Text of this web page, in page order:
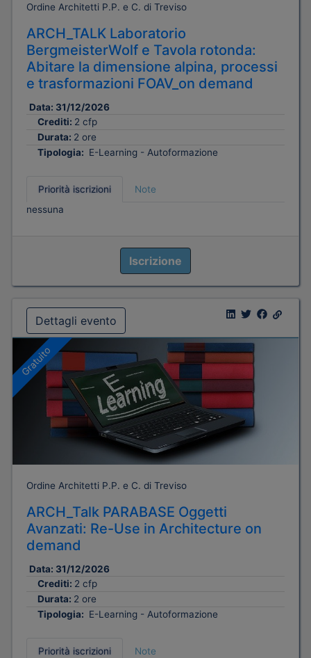
Ordine Architetti P.P. e C. di Treviso
ARCH_TALK Laboratorio
BergmeisterWolf e Tavola rotonda:
Abitare la dimensione alpina, processi
e trasformazioni FOAV_on demand
Data: 31/12/2026
Crediti: 2 cfp
Durata: 2 ore
Tipologia: E-Learning - Autoformazione
Priorità iscrizioni
Note
nessuna
Iscrizione
Dettagli evento
Gratuito
Ordine Architetti P.P. e C. di Treviso
ARCH_Talk PARABASE Oggetti
Avanzati: Re-Use in Architecture on
demand
Data: 31/12/2026
Crediti: 2 cfp
Durata: 2 ore
Tipologia: E-Learning - Autoformazione
Priorità iscrizioni
Note